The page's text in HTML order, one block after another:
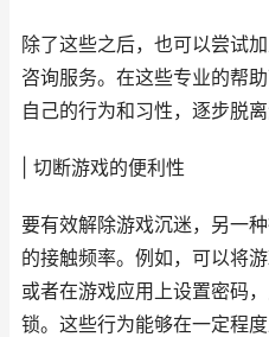
除了这些之后，也可以尝试
咨询服务。在这些专业的帮
自己的行为和习性，逐步脱离
| 切断游戏的便利性
要有效解除游戏沉迷，另一
的接触频率。例如，可以将
或者在游戏应用上设置密码
锁。这些行为能够在一定程